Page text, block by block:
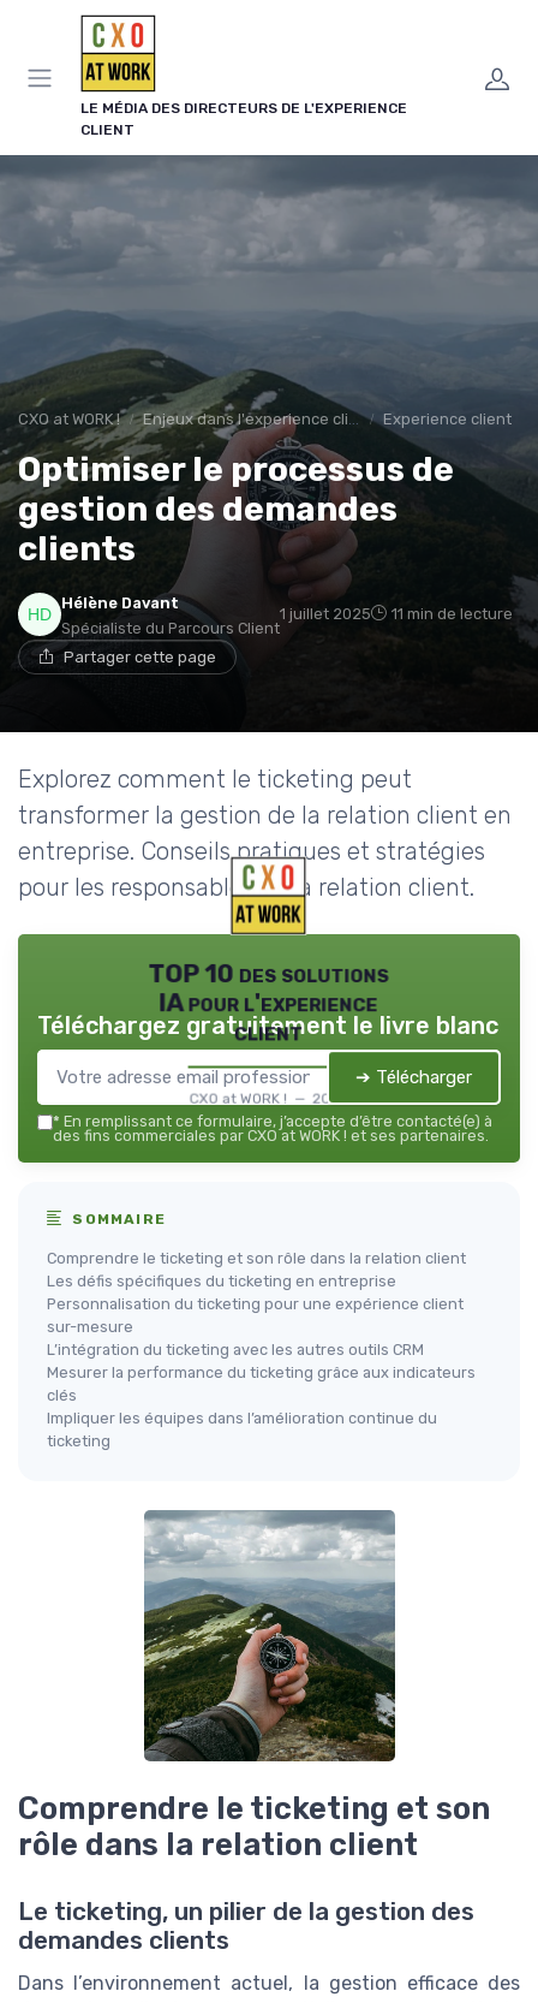
LE MÉDIA DES DIRECTEURS DE L'EXPERIENCE
CLIENT
CXO at WORK ! Enjeux dans l'experience client Experience client
Optimiser le processus de
gestion des demandes
clients
Hélène Davant
Spécialiste du Parcours Client
1 juillet 2025 11 min de lecture
Partager cette page
Explorez comment le ticketing peut
transformer la gestion de la relation client en
entreprise. Conseils pratiques et stratégies
pour les responsables de la relation client.
TOP 10 des solutions
IA pour l'experience
client
CXO at WORK ! — 2026
Téléchargez gratuitement le livre blanc
➔ Télécharger
* En remplissant ce formulaire, j’accepte d’être contacté(e) à
des fins commerciales par CXO at WORK ! et ses partenaires.
SOMMAIRE
Comprendre le ticketing et son rôle dans la relation client
Les défis spécifiques du ticketing en entreprise
Personnalisation du ticketing pour une expérience client
sur-mesure
L’intégration du ticketing avec les autres outils CRM
Mesurer la performance du ticketing grâce aux indicateurs
clés
Impliquer les équipes dans l’amélioration continue du
ticketing
Comprendre le ticketing et son
rôle dans la relation client
Le ticketing, un pilier de la gestion des
demandes clients
Dans l’environnement actuel, la gestion efficace des
Panneau de gestion des cookies